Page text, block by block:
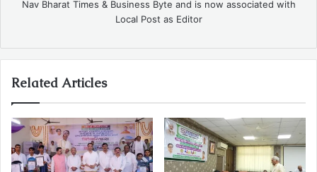
Nav Bharat Times & Business Byte and is now associated with
Local Post as Editor
Related Articles